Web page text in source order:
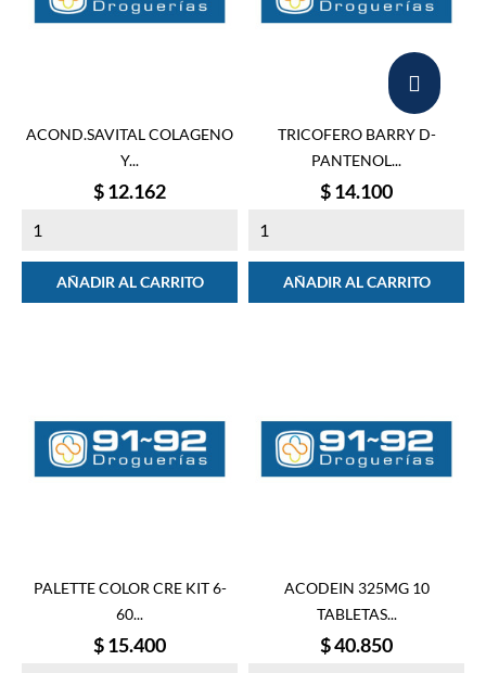
ACOND.SAVITAL COLAGENO
Y...
Precio
$ 12.162
AÑADIR AL CARRITO
TRICOFERO BARRY D-
PANTENOL...
Precio
$ 14.100
AÑADIR AL CARRITO
PALETTE COLOR CRE KIT 6-
60...
Precio
$ 15.400
ACODEIN 325MG 10
TABLETAS...
Precio
$ 40.850